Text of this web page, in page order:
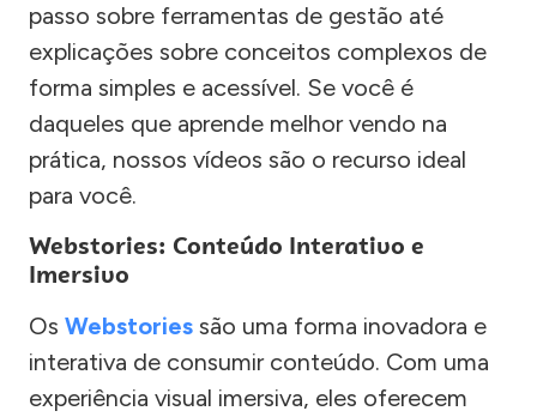
passo sobre ferramentas de gestão até
explicações sobre conceitos complexos de
forma simples e acessível. Se você é
daqueles que aprende melhor vendo na
prática, nossos vídeos são o recurso ideal
para você.
Webstories: Conteúdo Interativo e
Imersivo
Os Webstories são uma forma inovadora e
interativa de consumir conteúdo. Com uma
experiência visual imersiva, eles oferecem